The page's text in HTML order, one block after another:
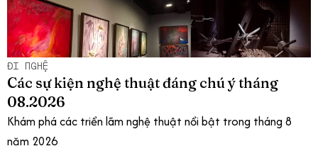
ĐI NGHỆ
Các sự kiện nghệ thuật đáng chú ý tháng
08.2026
Khám phá các triển lãm nghệ thuật nổi bật trong tháng 8
năm 2026